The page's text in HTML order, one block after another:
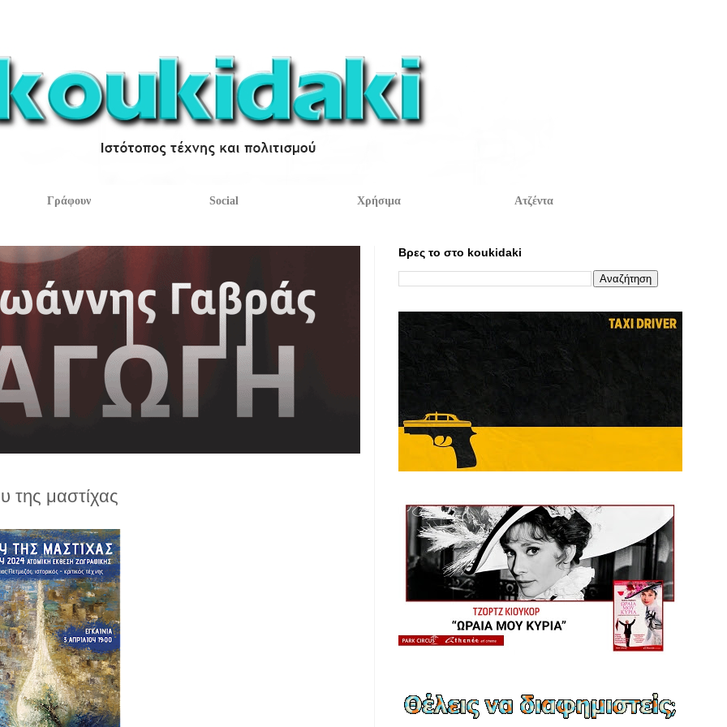
Γράφουν Social Χρήσιμα Ατζέντα
της μαστίχας
Βρες το στο koukidaki